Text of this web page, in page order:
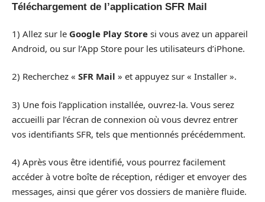
Téléchargement de l’application SFR Mail
1) Allez sur le Google Play Store si vous avez un appareil
Android, ou sur l’App Store pour les utilisateurs d’iPhone.
2) Recherchez « SFR Mail » et appuyez sur « Installer ».
3) Une fois l’application installée, ouvrez-la. Vous serez
accueilli par l’écran de connexion où vous devrez entrer
vos identifiants SFR, tels que mentionnés précédemment.
4) Après vous être identifié, vous pourrez facilement
accéder à votre boîte de réception, rédiger et envoyer des
messages, ainsi que gérer vos dossiers de manière fluide.